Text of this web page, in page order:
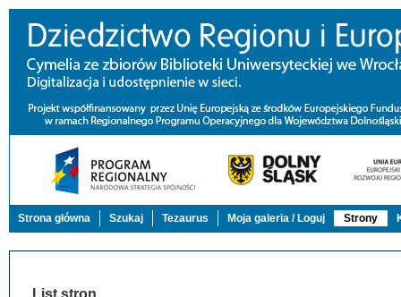
Strona główna Szukaj Tezaurus Moja galeria / Loguj Strony
List stron